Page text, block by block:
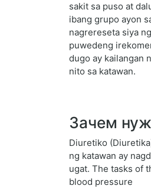
sakit sa puso at
ibang grupo ayon
nagrereseta siya
puwedeng
dugo ay kailangan
nito sa katawan.
Зачем
Diuretiko
ng katawan ay
ugat. The tasks of
blood pressure